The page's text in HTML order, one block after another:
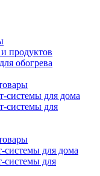
продуктов
обогрева
системы для дома
системы для
системы для дома
системы для